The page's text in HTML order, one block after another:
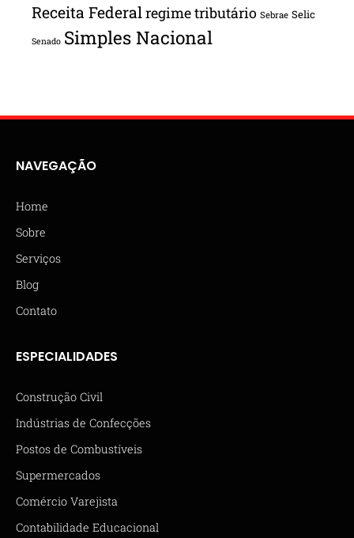
Receita Federalregime tributário Sebrae Selic
Senado Simples Nacional
NAVEGAÇÃO
Home
Sobre
Serviços
Blog
Contato
ESPECIALIDADES
Construção Civil
Indústrias de Confecções
Postos de Combustíveis
Supermercados
Comércio Varejista
Contabilidade Educacional